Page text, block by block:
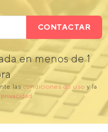
CONTACTAR
en menos de 1
las condiciones de uso y la